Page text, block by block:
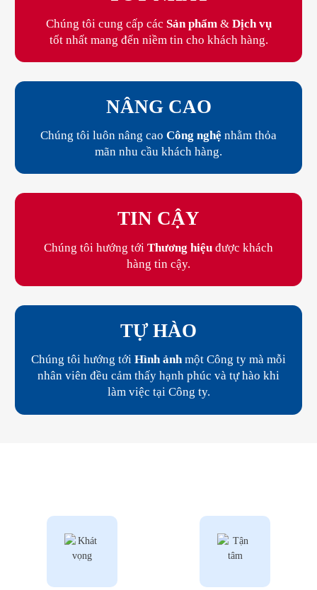
Chúng tôi cung cấp các Sản phẩm& Dịch vụ
tốt nhất mang đến niềm tin cho khách hàng.
NÂNG CAO
Chúng tôi luôn nâng cao Công nghệ nhằm thỏa
mãn nhu cầu khách hàng.
TIN CẬY
Chúng tôi hướng tới Thương hiệu được khách
hàng tin cậy.
TỰ HÀO
Chúng tôi hướng tới Hình ảnhmột Công ty mà mỗi
nhân viên đều cảm thấy hạnh phúc và tự hào khi
làm việc tại Công ty.